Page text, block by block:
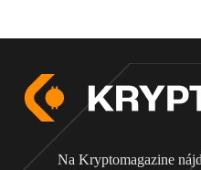
Na Kryptomagazine